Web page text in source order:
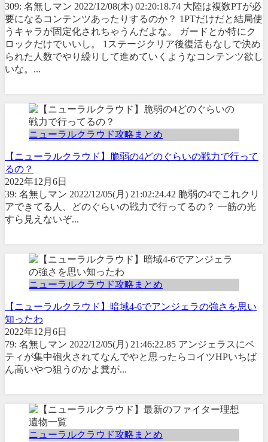
309: 名無しマン 2022/12/08(木) 02:20:18.74 大陸は複数PTが必
要になるコンテンツあったりするのか？ 1PTだけだと結局使
うキャラが固定化されちゃうんだよな。 ガードとか特にク
ロックだけでいいし。 1ステージクリア後復活もなしで決め
られた人数でやり繰りして進めていくようなコンテンツ欲し
いな。...
ニューラルクラウド攻略まとめ
【ニューラルクラウド】脆弱の4どのぐらいの戦力で行って
るの？
2022年12月6日
39: 名無しマン 2022/12/05(月) 21:02:24.42 脆弱の4でこれクリ
アできてる人、どのぐらいの戦力で行ってるの？ 一筋の光
すら見えないぞ...
ニューラルクラウド攻略まとめ
【ニューラルクラウド】暗域4-6でアンジェラの強さを思い
知ったわ
2022年12月6日
79: 名無しマン 2022/12/05(月) 21:46:22.85 アンジェラスにベ
ティが集中砲火されてなんでやと思ったらコイツHPいちば
ん高いやつ狙うのかよ糞が...
ニューラルクラウド攻略まとめ